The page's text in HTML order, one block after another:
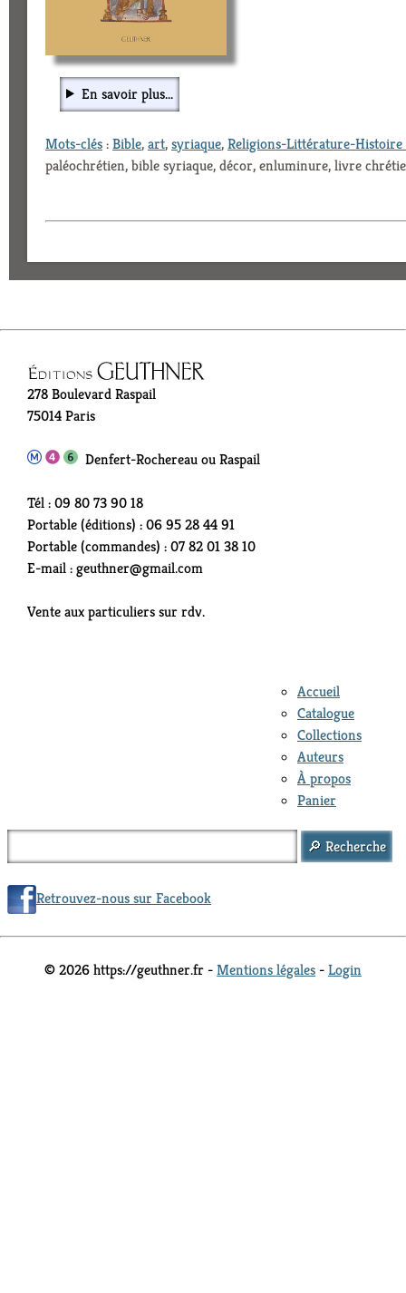
En savoir plus...
Mots-clés:Bible,art,syriaque,Religions-Littérature-Histoire
paléochrétien, bible syriaque, décor, enluminure, livre
278 Boulevard Raspail
75014 Paris
Denfert-Rochereau ou Raspail
Tél : 09 80 73 90 18
Portable (éditions) : 06 95 28 44 91
Portable (commandes) : 07 82 01 38 10
E-mail : geuthner@gmail.com
Vente aux particuliers sur rdv.
Accueil
Catalogue
Collections
Auteurs
À propos
Panier
Retrouvez-nous sur Facebook
© 2026 https://geuthner.fr -Mentions légales -Login